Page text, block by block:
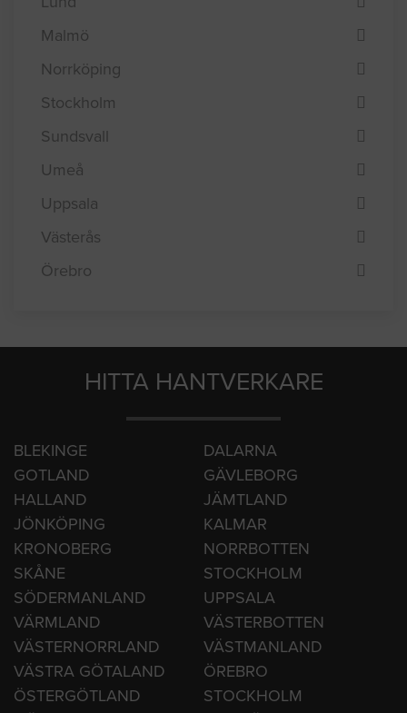
Jönköping
Linköping
Lund
Malmö
Norrköping
Stockholm
Sundsvall
Umeå
Uppsala
Örebro
HITTA HANTVERKARE
BLEKINGE
DALARNA
GOTLAND
GÄVLEBORG
HALLAND
JÄMTLAND
JÖNKÖPING
KALMAR
KRONOBERG
NORRBOTTEN
SKÅNE
STOCKHOLM
SÖDERMANLAND
UPPSALA
VÄRMLAND
VÄSTERBOTTEN